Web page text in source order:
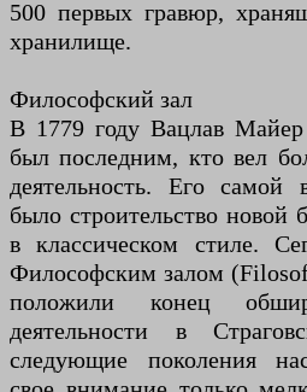
500 первых гравюр,
хранилище.
Философский зал
В 1779 году Вацлав Майер
был последним, кто вел
деятельность. Его самой
было строительство новой
в классическом стиле.
Философским залом
положили конец
деятельности в
следующие поколения